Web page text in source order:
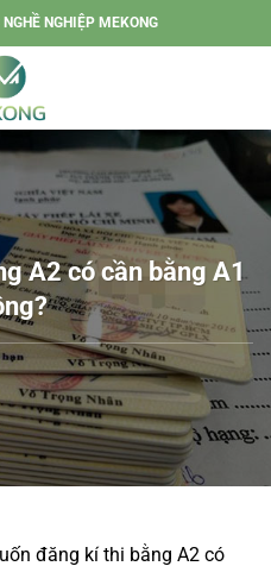
NGHIỆP MEKONG
A2 có cần bằng A1
đăng kí thi bằng A2 có